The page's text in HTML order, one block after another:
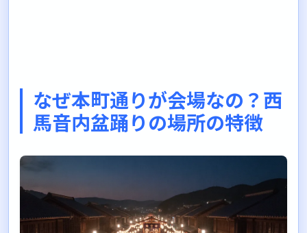
なぜ本町通りが会場なの？西
馬音内盆踊りの場所の特徴